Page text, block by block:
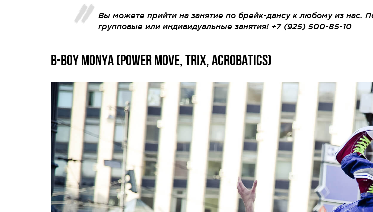
Вы можете прийти на занятие по брейк-дансу к любому из нас.
групповые или индивидуальные занятия! +7 (925) 500-85-10
B-BOY MONYA (POWER MOVE, TRIX, ACROBATICS)